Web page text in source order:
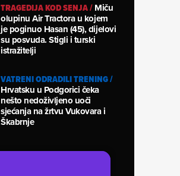
TRAGEDIJA KOD SENJA/Miču
olupinu Air Tractora u kojem
je poginuo Hasan (45), dijelovi
su posvuda. Stigli i turski
istražitelji
VATRENI ODRADILI TRENING/
Hrvatsku u Podgorici čeka
nešto nedoživljeno uoči
sjećanja na žrtvu Vukovara i
Škabrnje